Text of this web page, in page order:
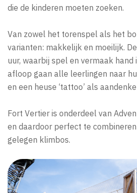
die de kinderen moeten zoeken.
Van zowel het torenspel als het
varianten: makkelijk en moeilijk.
uur, waarbij spel en vermaak hand
afloop gaan alle leerlingen naar
en een heuse ‘tattoo’ als
Fort Vertier is onderdeel van
en daardoor perfect te
gelegen klimbos.